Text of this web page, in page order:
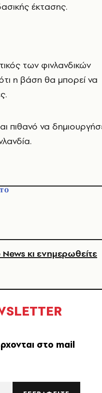
έκτασης.
των φινλανδικών
η βάση θα μπορεί να
πιθανό να
κι ενημερωθείτε
στο mail